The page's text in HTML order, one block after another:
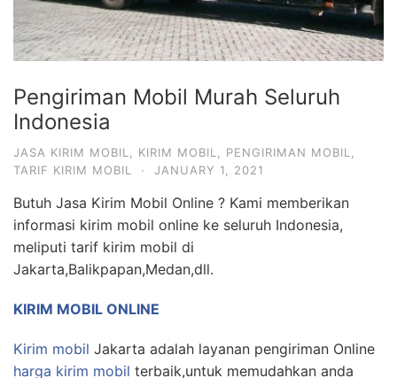
Pengiriman Mobil Murah Seluruh
Indonesia
JASA KIRIM MOBIL, KIRIM MOBIL, PENGIRIMAN MOBIL,
TARIF KIRIM MOBIL
· JANUARY 1, 2021
Butuh Jasa Kirim Mobil Online ? Kami memberikan
informasi kirim mobil online ke seluruh Indonesia,
meliputi tarif kirim mobil di
Jakarta,Balikpapan,Medan,dll.
KIRIM MOBIL ONLINE
Kirim mobil Jakarta adalah layanan pengiriman Online
harga kirim mobil terbaik,untuk memudahkan anda